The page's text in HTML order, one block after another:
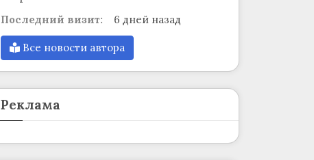
Последний визит:
6 дней назад
Все новости автора
Реклама